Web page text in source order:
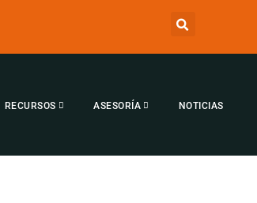
RECURSOS ASESORÍA NOTICIAS